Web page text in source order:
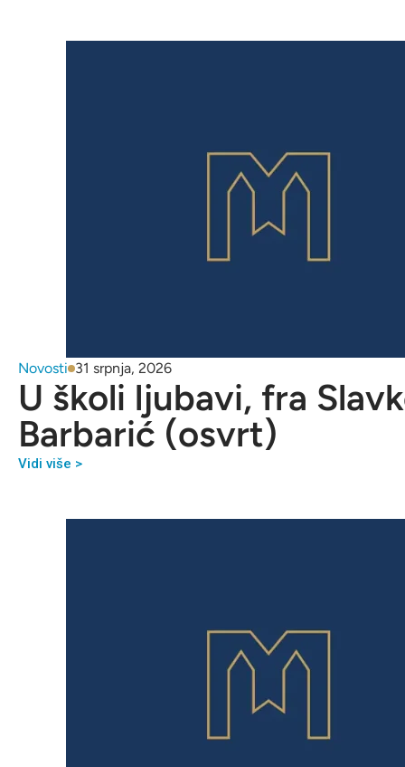
Novosti 31 srpnja, 2026
U školi ljubavi, fra
Barbarić (osvrt)
Vidi više >